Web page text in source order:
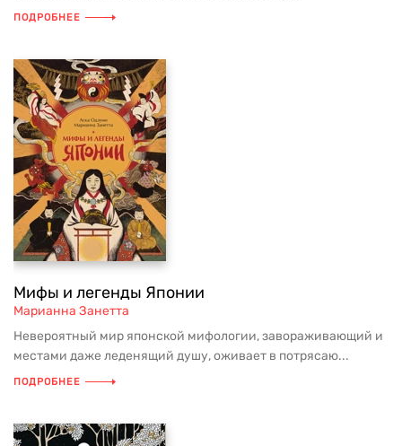
ПОДРОБНЕЕ
Мифы и легенды Японии
Марианна Занетта
Невероятный мир японской мифологии, завораживающий и
местами даже леденящий душу, оживает в потрясаю...
ПОДРОБНЕЕ